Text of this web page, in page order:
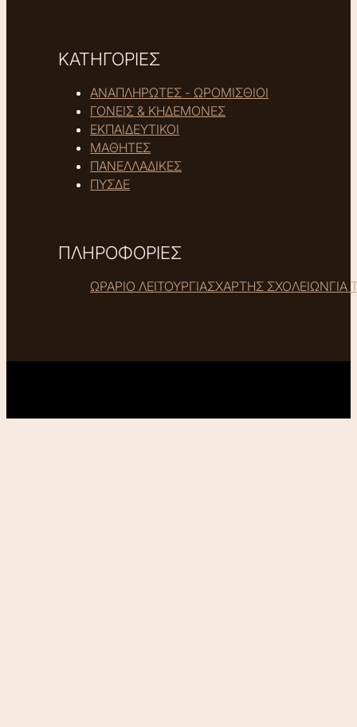
ΚΑΤΗΓΟΡΙΕΣ
ΑΝΑΠΛΗΡΩΤΕΣ - ΩΡΟΜΙΣΘΙΟΙ
ΓΟΝΕΙΣ & ΚΗΔΕΜΟΝΕΣ
ΕΚΠΑΙΔΕΥΤΙΚΟΙ
ΜΑΘΗΤΕΣ
ΠΑΝΕΛΛΑΔΙΚΕΣ
ΠΥΣΔΕ
ΠΛΗΡΟΦΟΡΙΕΣ
ΩΡΑΡΙΟ ΛΕΙΤΟΥΡΓΙΑΣΧΑΡΤΗΣ ΣΧΟΛΕΙΩΝΓΙΑ